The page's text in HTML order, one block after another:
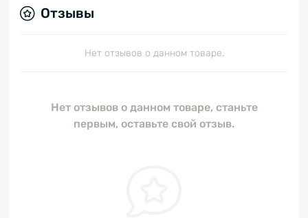
Отзывы
Нет отзывов о данном товаре.
Нет отзывов о данном товаре, станьте
первым, оставьте свой отзыв.